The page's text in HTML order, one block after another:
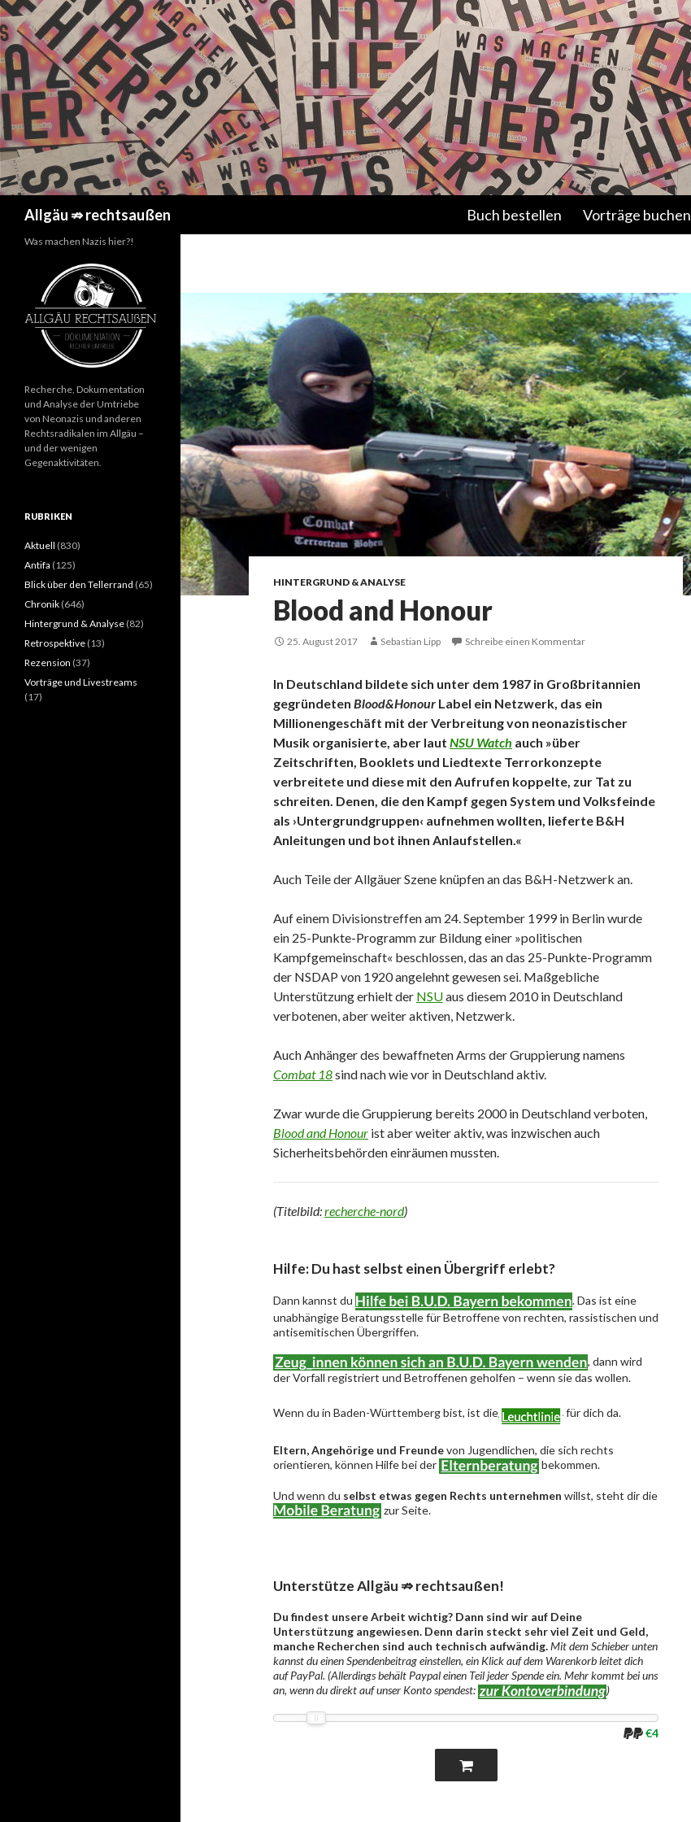
Allgäu ⇏ rechtsaußen Buch bestellen Vorträge buchen
HINTERGRUND & ANALYSE
Blood and Honour
25. August 2017 Sebastian Lipp Schreibe einen Kommentar
In Deutschland bildete sich unter dem 1987 in Großbritannien
gegründeten Blood&Honour Label ein Netzwerk, das ein
Millionengeschäft mit der Verbreitung von neonazistischer
Musik organisierte, aber laut NSU Watch auch »über
Zeitschriften, Booklets und Liedtexte Terrorkonzepte
verbreitete und diese mit den Aufrufen koppelte, zur Tat zu
schreiten. Denen, die den Kampf gegen System und Volksfeinde
als ›Untergrundgruppen‹ aufnehmen wollten, lieferte B&H
Anleitungen und bot ihnen Anlaufstellen.«
Auch Teile der Allgäuer Szene knüpfen an das B&H-Netzwerk an.
Auf einem Divisionstreffen am 24. September 1999 in Berlin wurde
ein 25-Punkte-Programm zur Bildung einer »politischen
Kampfgemeinschaft« beschlossen, das an das 25-Punkte-Programm
der NSDAP von 1920 angelehnt gewesen sei. Maßgebliche
Unterstützung erhielt der NSUaus diesem 2010 in Deutschland
verbotenen, aber weiter aktiven, Netzwerk.
Auch Anhänger des bewaffneten Arms der Gruppierung namens
Combat 18sind nach wie vor in Deutschland aktiv.
Zwar wurde die Gruppierung bereits 2000 in Deutschland verboten,
Blood and Honour ist aber weiter aktiv, was inzwischen auch
Sicherheitsbehörden einräumen mussten.
(Titelbild:recherche-nord)
Hilfe: Du hast selbst einen Übergriff erlebt?
Dann kannst du
. Das ist eine
unabhängige Beratungsstelle für Betroffene von rechten, rassistischen und
antisemitischen Übergriffen.
, dann wird
der Vorfall registriert und Betroffenen geholfen – wenn sie das wollen.
Wenn du in Baden-Württemberg bist, ist die für dich da.
Eltern, Angehörige und Freundevon Jugendlichen, die sich rechts
orientieren, können Hilfe bei der
bekommen.
Und wenn du selbst etwas gegen Rechts unternehmen willst, steht dir die
zur Seite.
Unterstütze Allgäu ⇏ rechtsaußen!
Du findest unsere Arbeit wichtig? Dann sind wir auf Deine
Unterstützung angewiesen. Denn darin steckt sehr viel Zeit und Geld,
manche Recherchen sind auch technisch aufwändig.Mit dem Schieber unten
kannst du einen Spendenbeitrag einstellen, ein Klick auf dem Warenkorb leitet dich
auf PayPal. (Allerdings behält Paypal einen Teil jeder Spende ein. Mehr kommt bei uns
an, wenn du direkt auf unser Konto spendest:
)
€4
Was machen Nazis hier?!
Recherche, Dokumentation
und Analyse der Umtriebe
von Neonazis und anderen
Rechtsradikalen im Allgäu –
und der wenigen
Gegenaktivitäten.
RUBRIKEN
Aktuell (830)
Antifa (125)
Blick über den Tellerrand (65)
Chronik (646)
Hintergrund & Analyse (82)
Retrospektive (13)
Rezension (37)
Vorträge und Livestreams
(17)